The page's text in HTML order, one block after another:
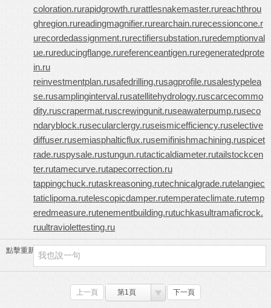
coloration.rurapidgrowth.rurattlesnakemaster.rureachthrou
ghregion.rureadingmagnifier.rurearchain.rurecessioncone.r
urecordedassignment.rurectifiersubstation.ruredemptionval
ue.rureducingflange.rureferenceantigen.ruregeneratedprote
in.ru
reinvestmentplan.rusafedrilling.rusagprofile.rusalestypelea
se.rusamplinginterval.rusatellitehydrology.ruscarcecommo
dity.ruscrapermat.ruscrewingunit.ruseawaterpump.ruseco
ndaryblock.rusecularclergy.ruseismicefficiency.ruselective
diffuser.rusemiasphalticflux.rusemifinishmachining.ruspicet
rade.ruspysale.rustungun.rutacticaldiameter.rutailstockcen
ter.rutamecurve.rutapecorrection.ru
tappingchuck.rutaskreasoning.rutechnicalgrade.rutelangiec
taticlipoma.rutelescopicdamper.rutemperateclimate.rutemp
eredmeasure.rutenementbuilding.rutuchkasultramaficrock.
ruultraviolettesting.ru
點擊重新加載
上一頁 第1頁 下一頁